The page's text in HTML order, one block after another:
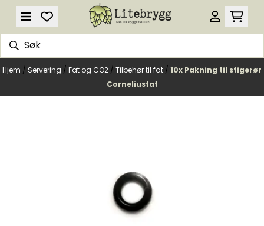
Hopp til innhold
Hjem / Servering / Fat og CO2 / Tilbehør til fat / 10x Pakning til stigerør
Corneliusfat